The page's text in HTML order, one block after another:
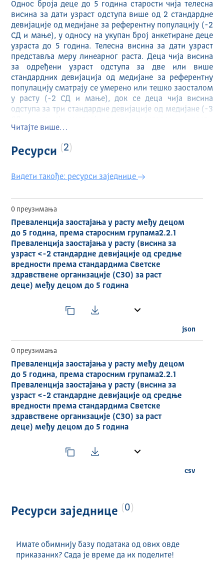
Однос броја деце до 5 година старости чија телесна
висина за дати узраст одступа више од 2 стандардне
девијације од медијане за референтну популацију (-2
СД и мање), у односу на укупан број анкетиране деце
узраста до 5 година. Телесна висина за дати узраст
представља меру линеарног раста. Деца чија висина
за одређени узраст одступа за две или више
стандардних девијација од медијане за референтну
популацију сматрају се умерено или тешко заосталом
у расту (-2 СД и мање), док се деца чија висина
одступа за три стандардне девијације од медијане (-3
https://data.stat.gov.rs/Metadata/HtmlSDGUN/SDGUN0
2020103_020201IND03_ESMS_G4_2025_1.html
Читајте више…
Ресурси 2
Видети такође: ресурси заједнице
0 преузимања
Преваленција заостајања у расту међу децом
до 5 година, према старосним групама2.2.1
Преваленција заостајања у расту (висина за
узраст <-2 стандардне девијације од средње
вредности према стандардима Светске
здравствене организације (СЗО) за раст
деце) међу децом до 5 година
json
0 преузимања
Преваленција заостајања у расту међу децом
до 5 година, према старосним групама2.2.1
Преваленција заостајања у расту (висина за
узраст <-2 стандардне девијације од средње
вредности према стандардима Светске
здравствене организације (СЗО) за раст
деце) међу децом до 5 година
csv
Ресурси заједнице 0
Имате обимнију базу података од ових овде
приказаних? Сада је време да их поделите!